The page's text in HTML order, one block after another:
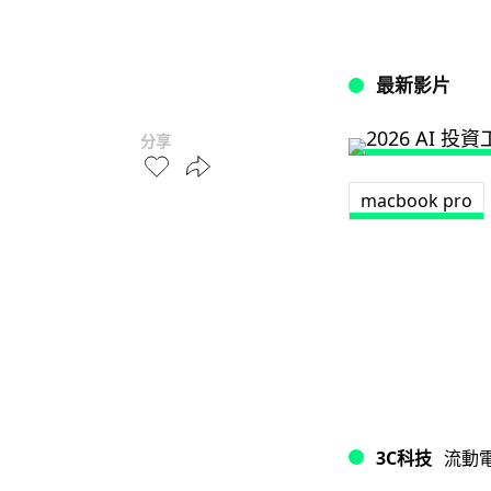
分享
最新影片
macbook pro
3C科技 流動